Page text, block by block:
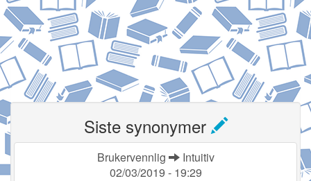
Siste synonymer
Brukervennlig
Intuitiv
02/03/2019 - 19:29